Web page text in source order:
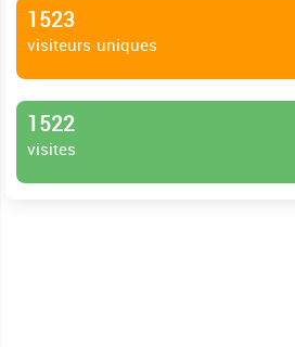
1523
visiteurs uniques
1522
visites